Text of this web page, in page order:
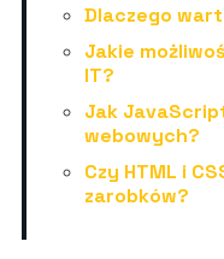
Dlaczego
Jakie
IT?
Jak
webowych?
Czy HTML i
zarobków?